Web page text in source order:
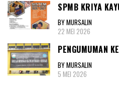
SPMB KRIYA
BY MURSALIN
22 MEI 2026
PENGUMUMAN
BY MURSALIN
5 MEI 2026